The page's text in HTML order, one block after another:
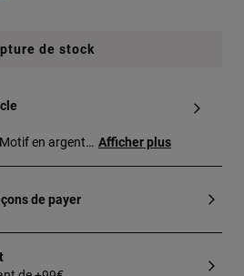
de stock
en argent
La chaîne n’est
Afficher plus
de payer